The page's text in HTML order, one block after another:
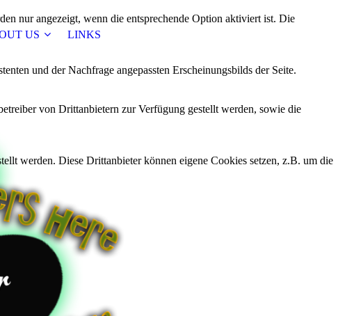
US LINKS
nur angezeigt, wenn die entsprechende Option aktiviert ist. Die
und der Nachfrage angepassten Erscheinungsbilds der Seite.
von Drittanbietern zur Verfügung gestellt werden, sowie die
werden. Diese Drittanbieter können eigene Cookies setzen, z.B. um die